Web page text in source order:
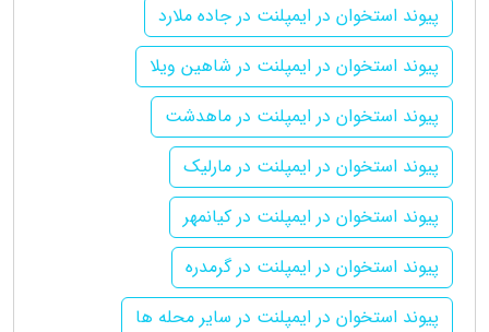
پیوند استخوان در ایمپلنت در جاده ملارد
پیوند استخوان در ایمپلنت در شاهین ویلا
پیوند استخوان در ایمپلنت در ماهدشت
پیوند استخوان در ایمپلنت در مارلیک
پیوند استخوان در ایمپلنت در کیانمهر
پیوند استخوان در ایمپلنت در گرمدره
پیوند استخوان در ایمپلنت در سایر محله ها